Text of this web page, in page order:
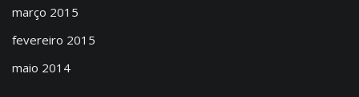
março 2015
fevereiro 2015
maio 2014